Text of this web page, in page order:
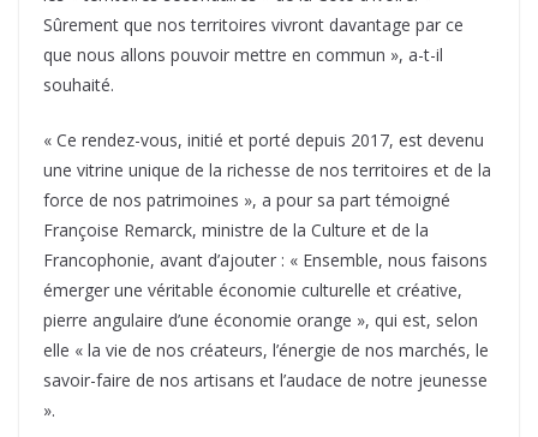
Sûrement que nos territoires vivront davantage par ce
que nous allons pouvoir mettre en commun », a-t-il
souhaité.
« Ce rendez-vous, initié et porté depuis 2017, est devenu
une vitrine unique de la richesse de nos territoires et de la
force de nos patrimoines », a pour sa part témoigné
Françoise Remarck, ministre de la Culture et de la
Francophonie, avant d’ajouter : « Ensemble, nous faisons
émerger une véritable économie culturelle et créative,
pierre angulaire d’une économie orange », qui est, selon
elle « la vie de nos créateurs, l’énergie de nos marchés, le
savoir-faire de nos artisans et l’audace de notre jeunesse
».